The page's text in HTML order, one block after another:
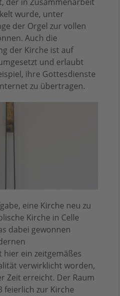
wurde, unter
der Orgel zur vollen
Auch die
der Kirche ist auf
und erlaubt
ihre Gottesdienste
zu übertragen.
eine Kirche neu zu
Kirche in Celle
dabei gewonnen
ein zeitgemäßes
verwirklicht worden,
Zeit erreicht. Der Raum
feierlich zur Kirche